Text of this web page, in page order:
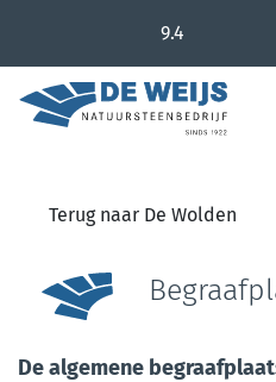
9.4
Terug naar De Wolden
De algemene